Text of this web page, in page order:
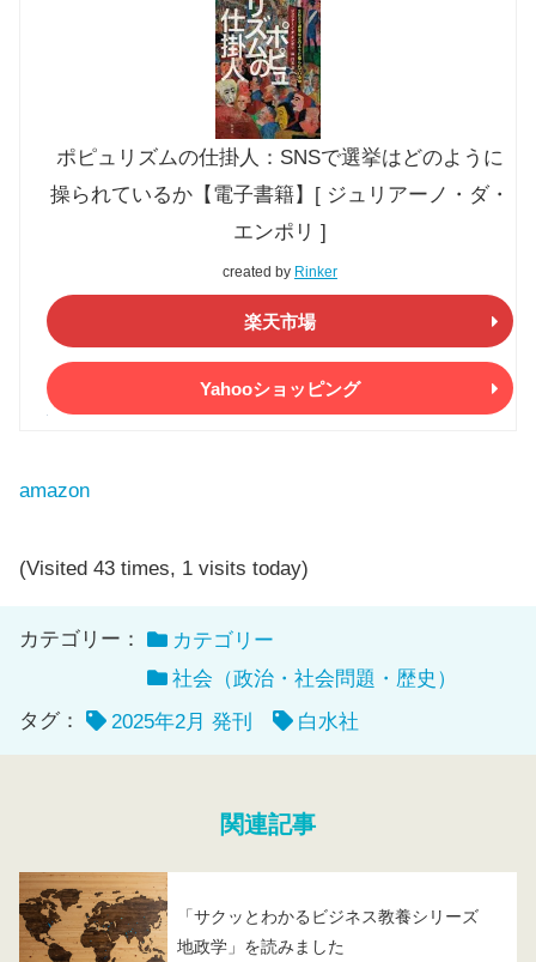
ポピュリズムの仕掛人：SNSで選挙はどのように
操られているか【電子書籍】[ ジュリアーノ・ダ・
エンポリ ]
created by Rinker
楽天市場
Yahooショッピング
amazon
(Visited 43 times, 1 visits today)
カテゴリー：
カテゴリー
社会（政治・社会問題・歴史）
タグ：
2025年2月 発刊 白水社
関連記事
「サクッとわかるビジネス教養シリーズ
地政学」を読みました